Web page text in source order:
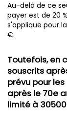
Au-delà de ce
payer est de 20
s'applique pour
€.
Toutefois, en
souscrits
prévu pour
après le 70e
limité à